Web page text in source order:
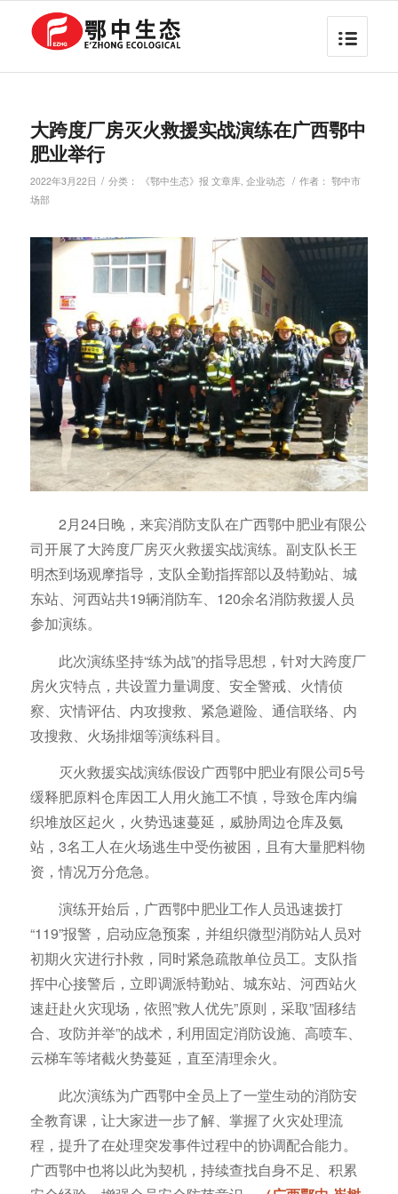
大跨度厂房灭火救援实战演练在广西鄂中
肥业举行
2022年3月22日 / 分类： 《鄂中生态》报 文章库, 企业动态 / 作者： 鄂中市
场部
2月24日晚，来宾消防支队在广西鄂中肥业有限公
司开展了大跨度厂房灭火救援实战演练。副支队长王
明杰到场观摩指导，支队全勤指挥部以及特勤站、城
东站、河西站共19辆消防车、120余名消防救援人员
参加演练。
此次演练坚持“练为战”的指导思想，针对大跨度厂
房火灾特点，共设置力量调度、安全警戒、火情侦
察、灾情评估、内攻搜救、紧急避险、通信联络、内
攻搜救、火场排烟等演练科目。
灭火救援实战演练假设广西鄂中肥业有限公司5号
缓释肥原料仓库因工人用火施工不慎，导致仓库内编
织堆放区起火，火势迅速蔓延，威胁周边仓库及氨
站，3名工人在火场逃生中受伤被困，且有大量肥料物
资，情况万分危急。
演练开始后，广西鄂中肥业工作人员迅速拨打
“119”报警，启动应急预案，并组织微型消防站人员对
初期火灾进行扑救，同时紧急疏散单位员工。支队指
挥中心接警后，立即调派特勤站、城东站、河西站火
速赶赴火灾现场，依照”救人优先”原则，采取”固移结
合、攻防并举”的战术，利用固定消防设施、高喷车、
云梯车等堵截火势蔓延，直至清理余火。
此次演练为广西鄂中全员上了一堂生动的消防安
全教育课，让大家进一步了解、掌握了火灾处理流
程，提升了在处理突发事件过程中的协调配合能力。
广西鄂中也将以此为契机，持续查找自身不足、积累